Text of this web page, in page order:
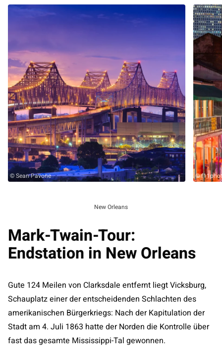
© Sean Pavone ©
New Orleans
Mark-Twain-Tour:
Endstation in New Orleans
Gute 124 Meilen von Clarksdale entfernt liegt Vicksburg,
Schauplatz einer der entscheidenden Schlachten des
amerikanischen Bürgerkriegs: Nach der Kapitulation der
Stadt am 4. Juli 1863 hatte der Norden die Kontrolle über
fast das gesamte Mississippi-Tal gewonnen.